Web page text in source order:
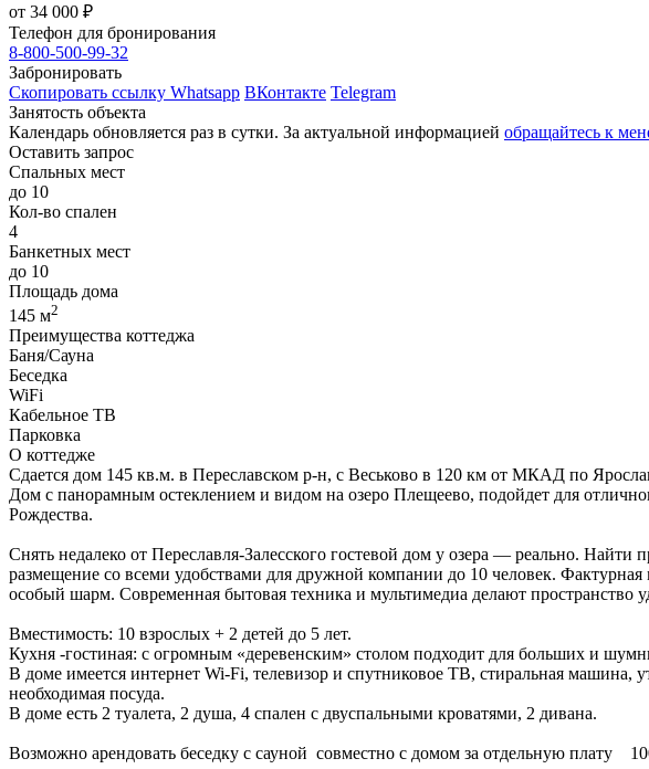
от 34 000 ₽
Телефон для бронирования
8-800-500-99-32
Забронировать
Скопировать ссылку Whatsapp ВКонтакте Telegram
Занятость объекта
Календарь обновляется раз в сутки. За актуальной информацией обращайтесь к
Оставить запрос
Спальных мест
до 10
Кол-во спален
4
Банкетных мест
до 10
Площадь дома
145 м2
Преимущества коттеджа
Баня/Сауна
Беседка
WiFi
Кабельное ТВ
Парковка
О коттедже
Сдается дом 145 кв.м. в Переславском р-н, с Веськово в 120 км от МКАД по
Дом с панорамным остеклением и видом на озеро Плещеево, подойдет для
Рождества.
Снять недалеко от Переславля-Залесского гостевой дом у озера — реально.
размещение со всеми удобствами для дружной компании до 10 человек.
особый шарм. Современная бытовая техника и мультимедиа делают пространство
Вместимость: 10 взрослых + 2 детей до 5 лет.
Кухня -гостиная: с огромным «деревенским» столом подходит для больших и
В доме имеется интернет Wi-Fi, телевизор и спутниковое ТВ, стиральная машина,
необходимая посуда.
В доме есть 2 туалета, 2 душа, 4 спален с двуспальными кроватями, 2 дивана.
Возможно арендовать беседку с сауной совместно с домом за отдельную плату